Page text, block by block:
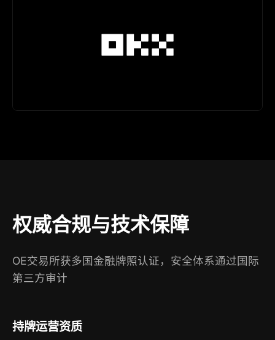
权威合规与技术保障
OE交易所获多国金融牌照认证，安全体系通过国际
第三方审计
持牌运营资质